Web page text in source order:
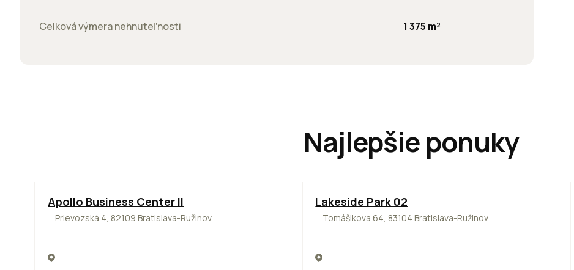
Celková výmera nehnuteľnosti 1 375 m²
Najlepšie ponuky
TOP NOVINKA ODPORÚČAME
Apollo Business Center II
Prievozská 4, 82109 Bratislava-Ružinov
ODPORÚČAME
Lakeside Park 02
Tomášikova 64, 83104 Bratislava-Ružinov